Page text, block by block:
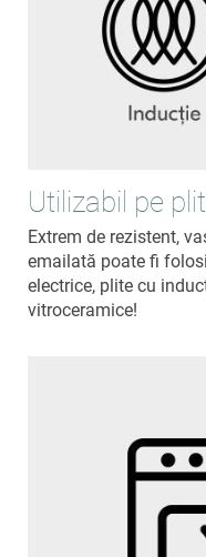
Utilizabil pe
Extrem de rezistent,
emailată poate fi
electrice, plite cu
vitroceramice!